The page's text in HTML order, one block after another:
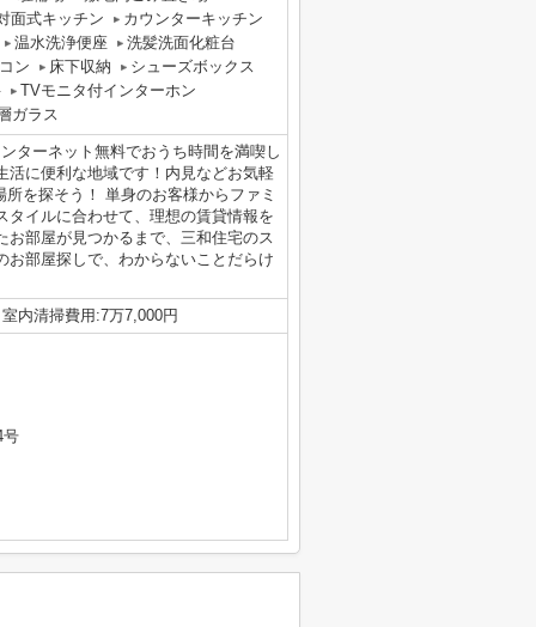
面式キッチン
カウンターキッチン
温水洗浄便座
洗髪洗面化粧台
ン
床下収納
シューズボックス
TVモニタ付インターホン
ガラス
ーネット無料でおうち時間を満喫し
活に便利な地域です！内見などお気軽
を探そう！ 単身のお客様からファミ
イルに合わせて、理想の賃貸情報を
部屋が見つかるまで、三和住宅のス
部屋探しで、わからないことだらけ
内清掃費用:7万7,000円
号